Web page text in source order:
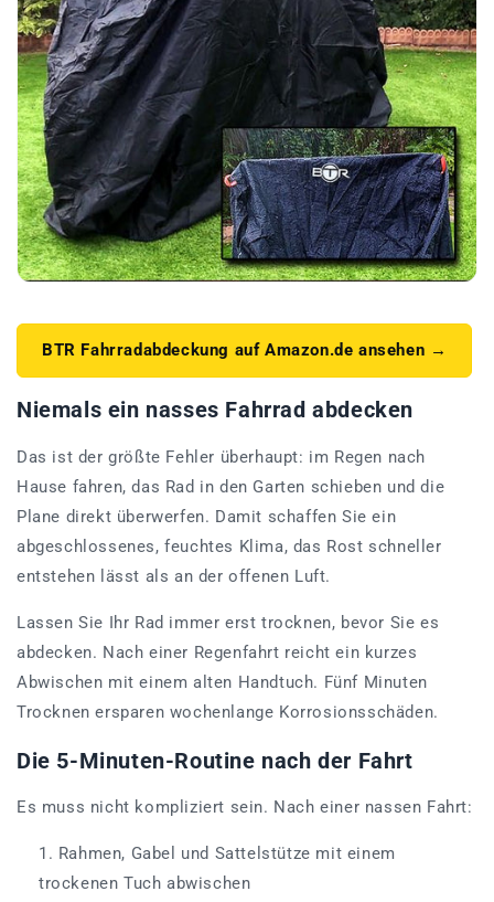
BTR Fahrradabdeckung auf Amazon.de ansehen →
Niemals ein nasses Fahrrad abdecken
Das ist der größte Fehler überhaupt: im Regen nach
Hause fahren, das Rad in den Garten schieben und die
Plane direkt überwerfen. Damit schaffen Sie ein
abgeschlossenes, feuchtes Klima, das Rost schneller
entstehen lässt als an der offenen Luft.
Lassen Sie Ihr Rad immer erst trocknen, bevor Sie es
abdecken. Nach einer Regenfahrt reicht ein kurzes
Abwischen mit einem alten Handtuch. Fünf Minuten
Trocknen ersparen wochenlange Korrosionsschäden.
Die 5-Minuten-Routine nach der Fahrt
Es muss nicht kompliziert sein. Nach einer nassen Fahrt:
Rahmen, Gabel und Sattelstütze mit einem
trockenen Tuch abwischen